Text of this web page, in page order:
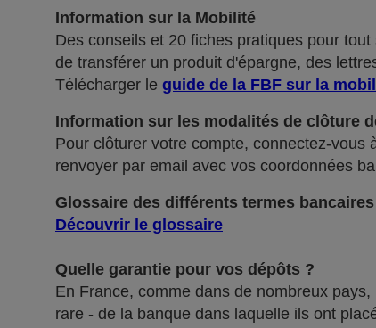
Information sur la Mobilité
Des conseils et 20 fiches pratiques pour
de transférer un produit d'épargne, des
Télécharger le guide de la FBF sur la
Information sur les modalités de clôture
Pour clôturer votre compte, connectez-vous
renvoyer par email avec vos coordonnées
Glossaire des différents termes bancaires
Découvrir le glossaire
Quelle garantie pour vos dépôts ?
En France, comme dans de nombreux
rare - de la banque dans laquelle ils ont